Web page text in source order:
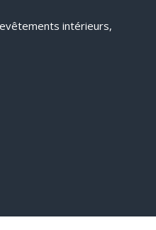
intérieurs,